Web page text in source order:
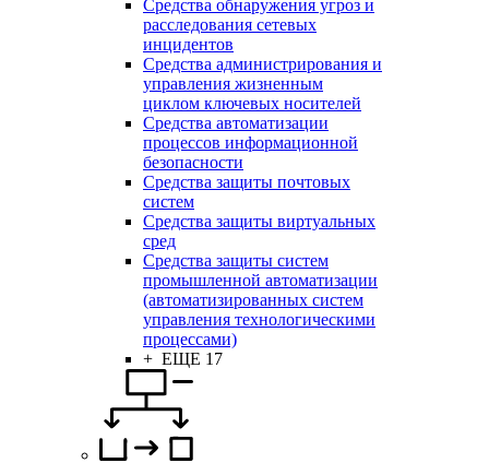
Средства обнаружения угроз и
расследования сетевых
инцидентов
Средства администрирования и
управления жизненным
циклом ключевых носителей
Средства автоматизации
процессов информационной
безопасности
Средства защиты почтовых
систем
Средства защиты виртуальных
сред
Средства защиты систем
промышленной автоматизации
(автоматизированных систем
управления технологическими
процессами)
+ ЕЩЕ 17